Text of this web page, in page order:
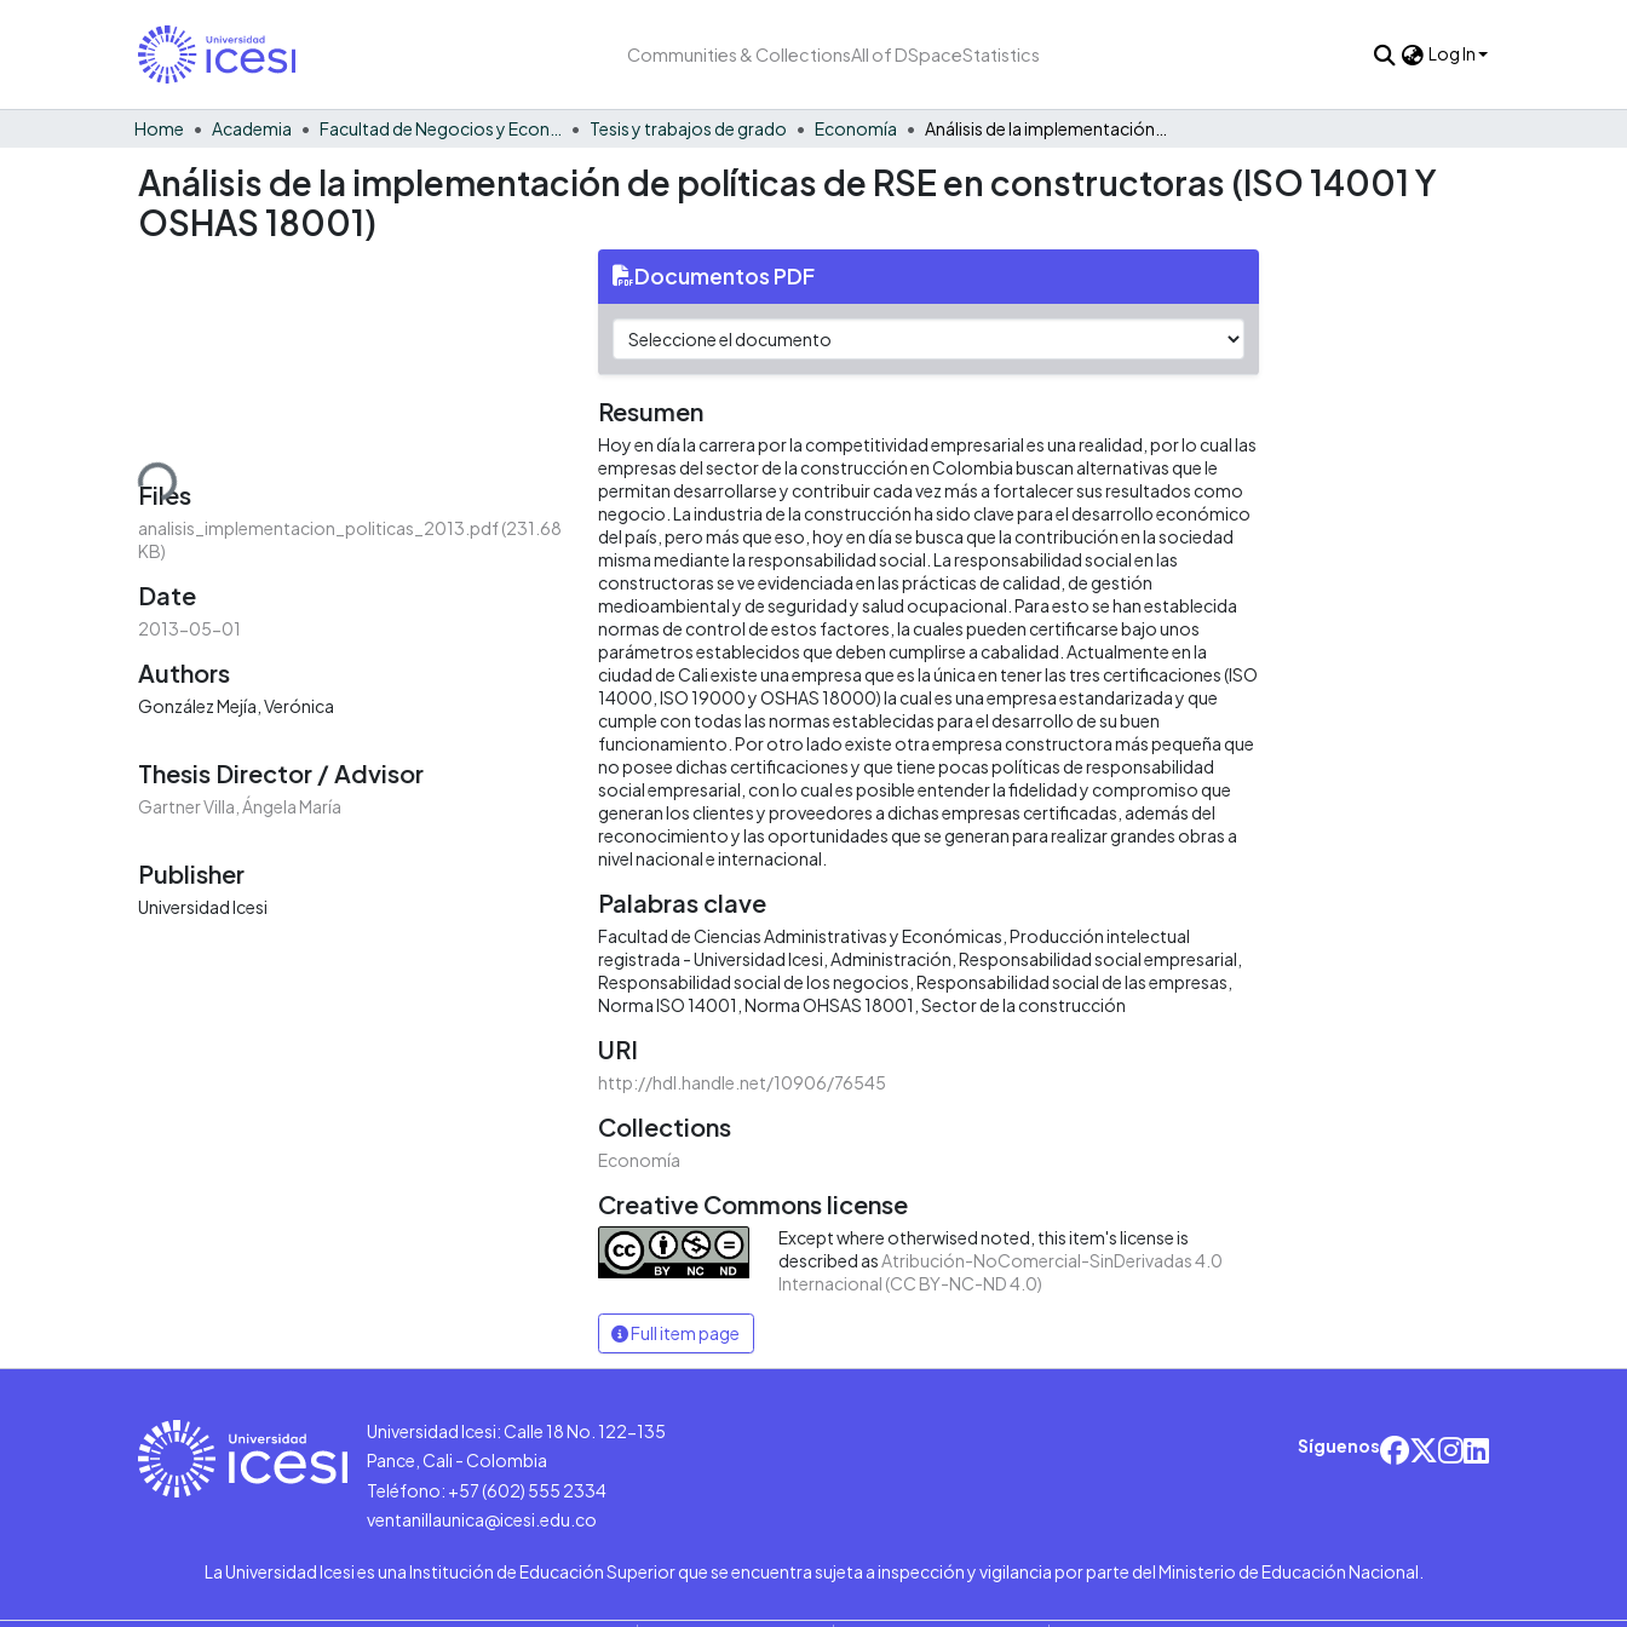
Communities & CollectionsAll of DSpaceStatistics Log In
Home Academia Tesis y trabajos de grado Economía
Análisis de la implementación de políticas de RSE en constructoras (ISO 14001 Y
OSHAS 18001)
Loading...
Files
analisis_implementacion_politicas_2013.pdf(231.68
KB)
Date
2013-05-01
Authors
González Mejía, Verónica
Thesis Director / Advisor
Gartner Villa, Ángela María
Publisher
Universidad Icesi
Documentos PDF
Resumen
Hoy en día la carrera por la competitividad empresarial es una realidad, por lo cual las
empresas del sector de la construcción en Colombia buscan alternativas que le
permitan desarrollarse y contribuir cada vez más a fortalecer sus resultados como
negocio. La industria de la construcción ha sido clave para el desarrollo económico
del país, pero más que eso, hoy en día se busca que la contribución en la sociedad
misma mediante la responsabilidad social. La responsabilidad social en las
constructoras se ve evidenciada en las prácticas de calidad, de gestión
medioambiental y de seguridad y salud ocupacional. Para esto se han establecida
normas de control de estos factores, la cuales pueden certificarse bajo unos
parámetros establecidos que deben cumplirse a cabalidad. Actualmente en la
ciudad de Cali existe una empresa que es la única en tener las tres certificaciones (ISO
14000, ISO 19000 y OSHAS 18000) la cual es una empresa estandarizada y que
cumple con todas las normas establecidas para el desarrollo de su buen
funcionamiento. Por otro lado existe otra empresa constructora más pequeña que
no posee dichas certificaciones y que tiene pocas políticas de responsabilidad
social empresarial, con lo cual es posible entender la fidelidad y compromiso que
generan los clientes y proveedores a dichas empresas certificadas, además del
reconocimiento y las oportunidades que se generan para realizar grandes obras a
nivel nacional e internacional.
Palabras clave
Facultad de Ciencias Administrativas y Económicas Producción intelectual
registrada - Universidad Icesi Administración Responsabilidad social empresarial
Responsabilidad social de los negocios Responsabilidad social de las empresas
Norma ISO 14001 Norma OHSAS 18001 Sector de la construcción
URI
http://hdl.handle.net/10906/76545
Collections
Economía
Creative Commons license
Except where otherwised noted, this item's license is
described as Atribución-NoComercial-SinDerivadas 4.0
Internacional (CC BY-NC-ND 4.0)
Full item page
Universidad Icesi: Calle 18 No. 122-135
Pance, Cali - Colombia
Teléfono: +57 (602) 555 2334
ventanillaunica@icesi.edu.co
Síguenos
La Universidad Icesi es una Institución de Educación Superior que se encuentra sujeta a inspección y vigilancia por parte del Ministerio de Educación Nacional.